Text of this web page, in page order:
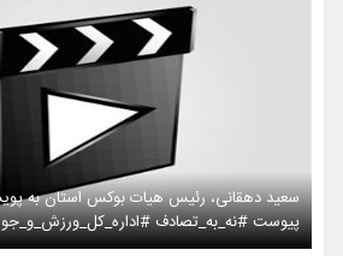
سعید دهقانی، رئیس هیات بوکس استان به
پیوست #نه_به_تصادف